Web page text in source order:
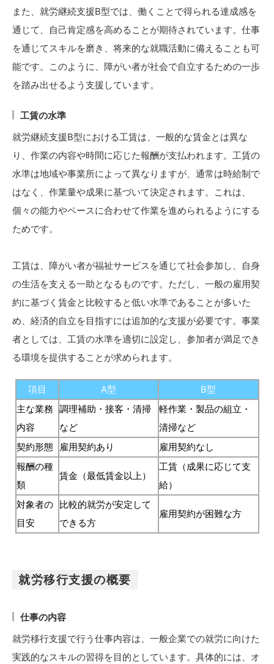
また、就労継続支援B型では、働くことで得られる達成感を
通じて、自己肯定感を高めることが期待されています。仕事
を通じてスキルを磨き、将来的な就職活動に備えることも可
能です。このように、障がい者が社会で自立するための一歩
を踏み出せるよう支援しています。
工賃の水準
就労継続支援B型における工賃は、一般的な賃金とは異な
り、作業の内容や時間に応じた報酬が支払われます。工賃の
水準は地域や事業所によって異なりますが、通常は時給制で
はなく、作業量や成果に基づいて決定されます。これは、
個々の能力やペースに合わせて作業を進められるようにする
ためです。
工賃は、障がい者が福祉サービスを通じて社会参加し、自身
の生活を支える一助となるものです。ただし、一般の雇用契
約に基づく賃金と比較すると低い水準であることが多いた
め、経済的自立を目指すには追加的な支援が必要です。事業
者としては、工賃の水準を適切に設定し、参加者が満足でき
る環境を提供することが求められます。
項目 A型
B型
主な業務
内容
調理補助・接客・清掃
など
軽作業・製品の組立・
清掃など
契約形態
雇用契約あり
雇用契約なし
報酬の種
類
賃金（最低賃金以上）
工賃（成果に応じて支
給）
対象者の
目安
比較的就労が安定して
できる方
雇用契約が困難な方
就労移行支援の概要
仕事の内容
就労移行支援で行う仕事内容は、一般企業での就労に向けた
実践的なスキルの習得を目的としています。具体的には、オ